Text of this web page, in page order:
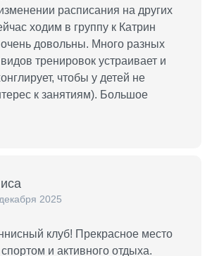
расписания на других
ходим в группу к Катрин
довольны. Много разных
тренировок устраивает и
чтобы у детей не
к занятиям). Большое
2025
клуб! Прекрасное место
и активного отдыха.